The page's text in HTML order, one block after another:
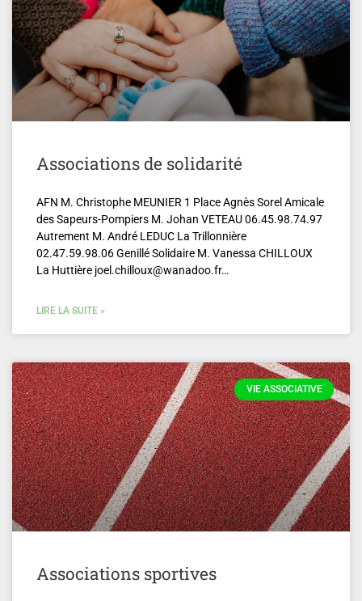
Associations de solidarité
AFN M. Christophe MEUNIER 1 Place Agnès Sorel Amicale
des Sapeurs-Pompiers M. Johan VETEAU 06.45.98.74.97
Autrement M. André LEDUC La Trillonnière
02.47.59.98.06 Genillé Solidaire M. Vanessa CHILLOUX
La Huttière joel.chilloux@wanadoo.fr…
LIRE LA SUITE »
VIE ASSOCIATIVE
Associations sportives